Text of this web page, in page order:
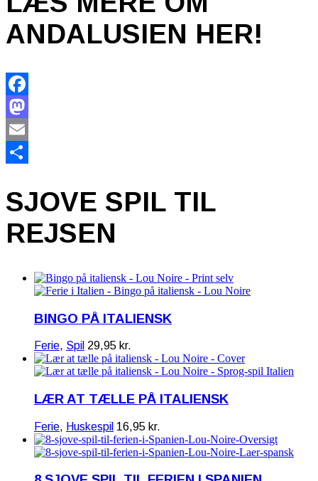
ANDALUSIEN HER!
Facebook
Mastodon
Email
SJOVE SPIL TIL
REJSEN
BINGO PÅ ITALIENSK
Ferie, Spil 29,95 kr.
LÆR AT TÆLLE PÅ ITALIENSK
Ferie, Huskespil 16,95 kr.